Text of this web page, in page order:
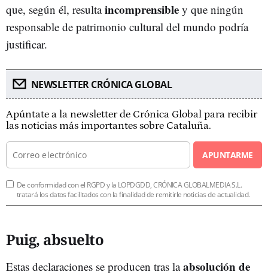
que, según él, resultaincomprensible y que ningún
responsable de patrimonio cultural del mundo podría
justificar.
NEWSLETTER CRÓNICA GLOBAL
Apúntate a la newsletter de Crónica Global para recibir
las noticias más importantes sobre Cataluña.
APUNTARME
De conformidad con el RGPD y la LOPDGDD, CRÓNICA GLOBALMEDIA S.L.
tratará los datos facilitados con la finalidad de remitirle noticias de actualidad.
Puig, absuelto
Estas declaraciones se producen tras laabsolución de